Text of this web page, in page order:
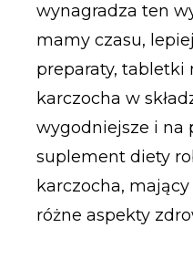
wynagradza ten
mamy czasu,
preparaty, tabletki
karczocha w
wygodniejsze i na
suplement diety
karczocha,
różne aspekty